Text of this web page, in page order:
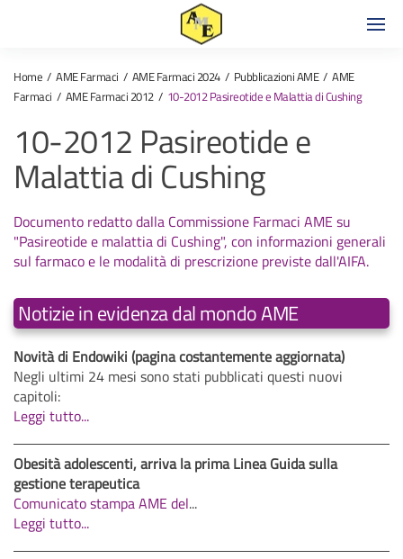
Home AME Farmaci AME Farmaci 2024 Pubblicazioni AME
AME
Farmaci
AME Farmaci 2012 10-2012 Pasireotide e Malattia di Cushing
10-2012 Pasireotide e
Malattia di Cushing
Documento redatto dalla Commissione Farmaci AME su
"Pasireotide e malattia di Cushing", con informazioni generali
sul farmaco e le modalità di prescrizione previste dall'AIFA.
Notizie in evidenza dal mondo AME
Novità di Endowiki (pagina costantemente aggiornata)
Negli ultimi 24 mesi sono stati pubblicati questi nuovi
capitoli:
Leggi tutto...
Obesità adolescenti, arriva la prima Linea Guida sulla
gestione terapeutica
Comunicato stampa AME del...
Leggi tutto...